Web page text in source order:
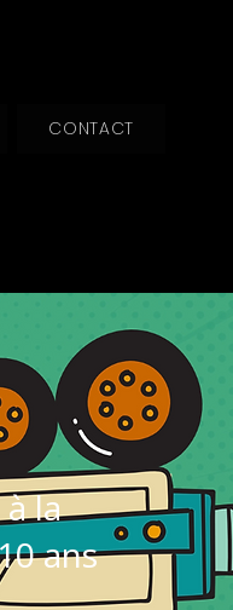
CONTACT
la
ans